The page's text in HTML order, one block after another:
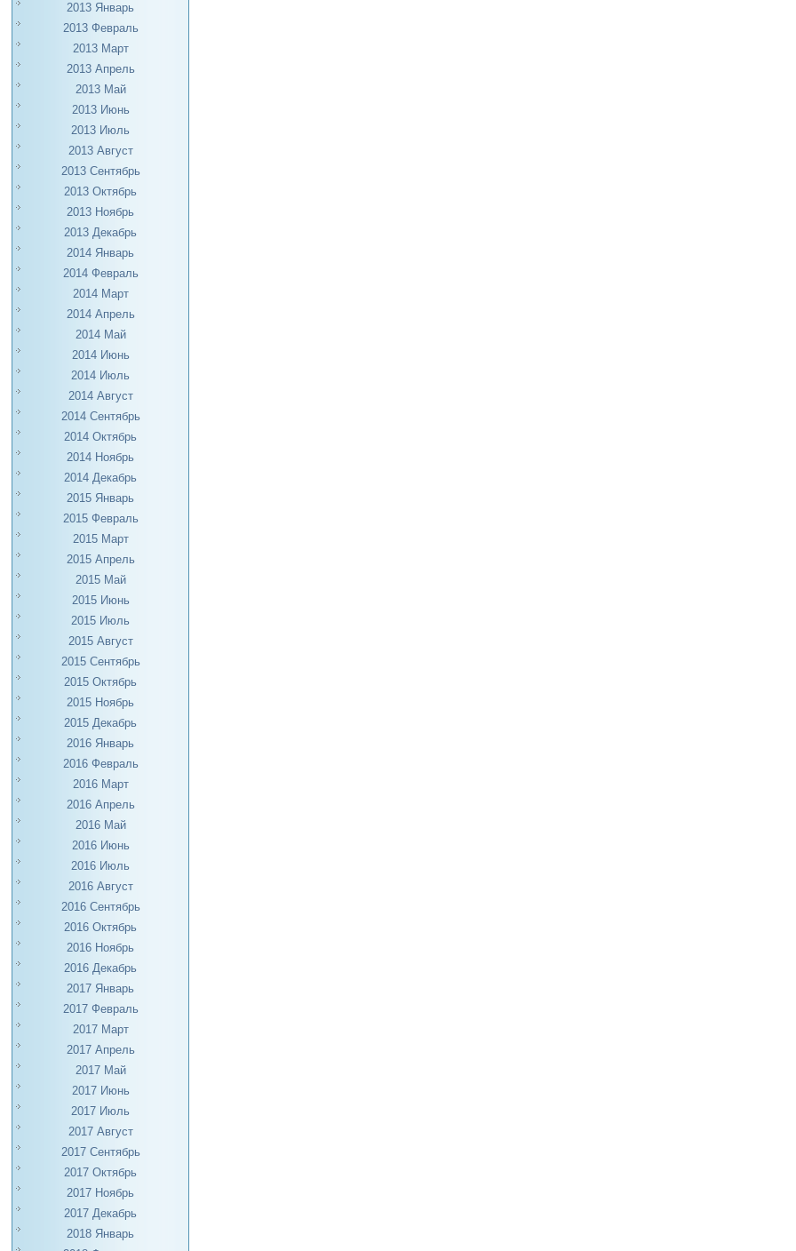
2013 Январь
2013 Февраль
2013 Март
2013 Апрель
2013 Май
2013 Июнь
2013 Июль
2013 Август
2013 Сентябрь
2013 Октябрь
2013 Ноябрь
2013 Декабрь
2014 Январь
2014 Февраль
2014 Март
2014 Апрель
2014 Май
2014 Июнь
2014 Июль
2014 Август
2014 Сентябрь
2014 Октябрь
2014 Ноябрь
2014 Декабрь
2015 Январь
2015 Февраль
2015 Март
2015 Апрель
2015 Май
2015 Июнь
2015 Июль
2015 Август
2015 Сентябрь
2015 Октябрь
2015 Ноябрь
2015 Декабрь
2016 Январь
2016 Февраль
2016 Март
2016 Апрель
2016 Май
2016 Июнь
2016 Июль
2016 Август
2016 Сентябрь
2016 Октябрь
2016 Ноябрь
2016 Декабрь
2017 Январь
2017 Февраль
2017 Март
2017 Апрель
2017 Май
2017 Июнь
2017 Июль
2017 Август
2017 Сентябрь
2017 Октябрь
2017 Ноябрь
2017 Декабрь
2018 Январь